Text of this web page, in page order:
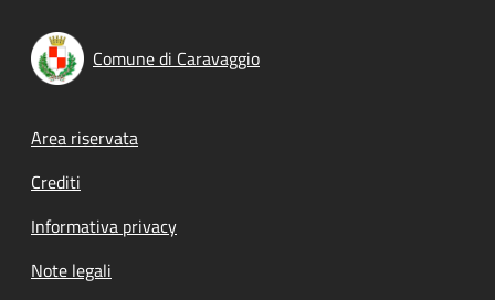
Comune di Caravaggio
Footer menu
Area riservata
Crediti
Informativa privacy
Note legali